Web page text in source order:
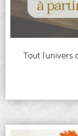
Tout l’univers